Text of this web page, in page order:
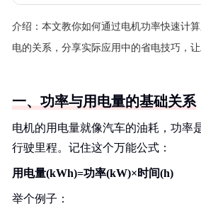
介绍： 本文教你如何通过电机功率快速计
电的关系，分享实际应用中的省电技巧，让
一、功率与用电量的基础关系
电机的用电量就像汽车的油耗，功率
行驶里程。记住这个万能公式：
用电量(kWh)=功率(kW)×时间(h)
举个例子：